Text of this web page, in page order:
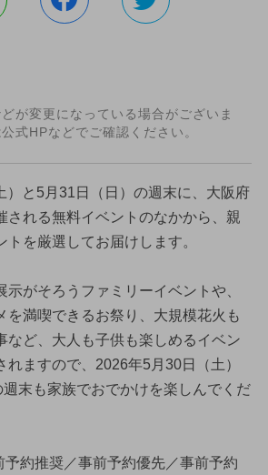
が変更になっている場合がございま
式HPなどでご確認ください。
）と5月31日（日）の週末に、大阪府
される無料イベントのなかから、親
を厳選してお届けします。
がそろうファミリーイベントや、
を満喫できるお祭り、大規模花火も
など、大人も子供も楽しめるイベン
れますので、2026年5月30日（土）
末も家族でおでかけを楽しんでくだ
約推奨／事前予約優先／事前予約